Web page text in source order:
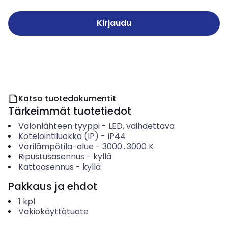
Kirjaudu
Katso tuotedokumentit
Tärkeimmät tuotetiedot
Valonlähteen tyyppi- LED, vaihdettava
Kotelointiluokka (IP) - IP44
Värilämpötila-alue - 3000...3000 K
Ripustusasennus - kyllä
Kattoasennus - kyllä
Pakkaus ja ehdot
1 kpl
Vakiokäyttötuote